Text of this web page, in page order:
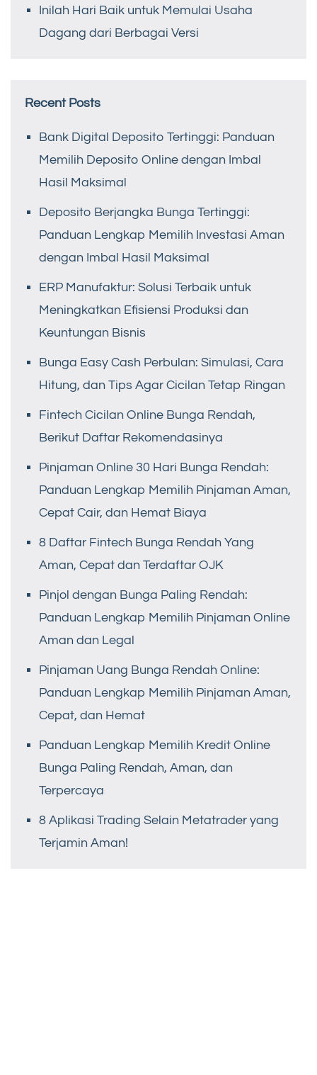
Inilah Hari Baik untuk Memulai Usaha
Dagang dari Berbagai Versi
Recent Posts
Bank Digital Deposito Tertinggi: Panduan
Memilih Deposito Online dengan Imbal
Hasil Maksimal
Deposito Berjangka Bunga Tertinggi:
Panduan Lengkap Memilih Investasi Aman
dengan Imbal Hasil Maksimal
ERP Manufaktur: Solusi Terbaik untuk
Meningkatkan Efisiensi Produksi dan
Keuntungan Bisnis
Bunga Easy Cash Perbulan: Simulasi, Cara
Hitung, dan Tips Agar Cicilan Tetap Ringan
Fintech Cicilan Online Bunga Rendah,
Berikut Daftar Rekomendasinya
Pinjaman Online 30 Hari Bunga Rendah:
Panduan Lengkap Memilih Pinjaman Aman,
Cepat Cair, dan Hemat Biaya
8 Daftar Fintech Bunga Rendah Yang
Aman, Cepat dan Terdaftar OJK
Pinjol dengan Bunga Paling Rendah:
Panduan Lengkap Memilih Pinjaman Online
Aman dan Legal
Pinjaman Uang Bunga Rendah Online:
Panduan Lengkap Memilih Pinjaman Aman,
Cepat, dan Hemat
Panduan Lengkap Memilih Kredit Online
Bunga Paling Rendah, Aman, dan
Terpercaya
8 Aplikasi Trading Selain Metatrader yang
Terjamin Aman!